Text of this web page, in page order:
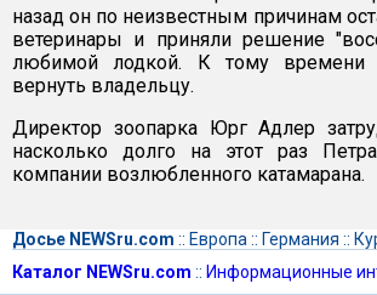
назад он по неизвестным причинам
ветеринары и приняли решение
любимой лодкой. К тому времени
вернуть владельцу.
Директор зоопарка Юрг Адлер
насколько долго на этот раз
компании возлюбленного катамарана.
Досье NEWSru.com :: Европа :: Германия ::
Каталог NEWSru.com :: Информационные